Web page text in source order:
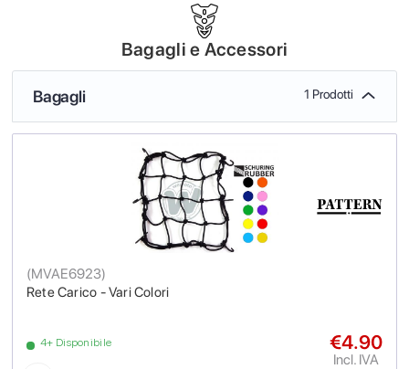
Bagagli e Accessori
Bagagli 1 Prodotti
Rete Carico - Vari Colori
(MVAE6923)
4+ Disponibile €4.90
Incl. IVA